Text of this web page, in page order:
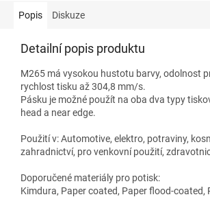
Popis
Diskuze
Detailní popis produktu
M265 má vysokou hustotu barvy, odolnost
rychlost tisku až 304,8 mm/s.
Pásku je možné použít na oba dva typy
head a near edge.
Použití v: Automotive, elektro, potraviny,
zahradnictví, pro venkovní použití,
Doporučené materiály pro potisk:
Kimdura, Paper coated, Paper flood-coated,